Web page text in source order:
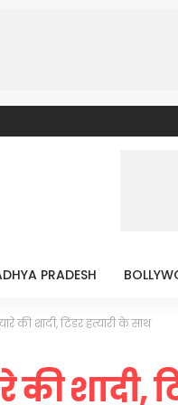
PRADESH
की शादी, टिंडर हत्यारी के साथ
की शादी,